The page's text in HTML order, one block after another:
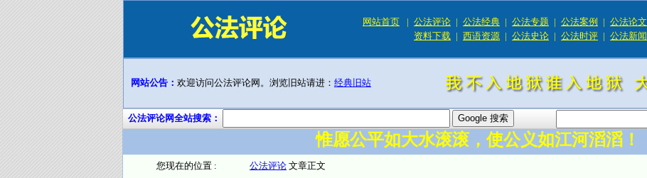
网站首页 | 公法评论 | 公法经典 | 公法专题 | 公法案例 | 公法论文
资料下载 | 西语资源 | 公法史论 | 公法时评 | 公法新闻
网站公告： 欢迎访问公法评论网。浏览旧站请进： 经典旧站
公法评论网全站搜索：
惟愿公平如大水滚滚，使公义如江河滔滔！
您现在的位置 : 公法评论 文章正文